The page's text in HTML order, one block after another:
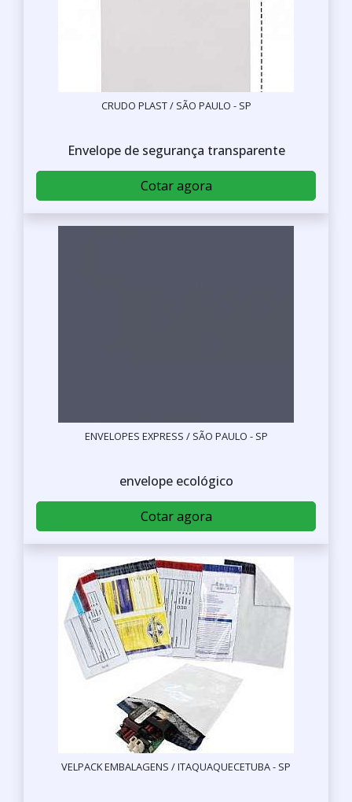
CRUDO PLAST / SÃO PAULO - SP
Envelope de segurança transparente
Cotar agora
ENVELOPES EXPRESS / SÃO PAULO - SP
envelope ecológico
Cotar agora
VELPACK EMBALAGENS / ITAQUAQUECETUBA - SP